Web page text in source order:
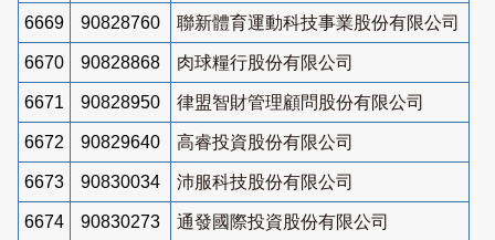
6669 90828760 聯新體育運動科技事業股份有限公司
6670 90828868 肉球糧行股份有限公司
6671 90828950 律盟智財管理顧問股份有限公司
6672 90829640 高睿投資股份有限公司
6673 90830034 沛服科技股份有限公司
6674 90830273 通發國際投資股份有限公司